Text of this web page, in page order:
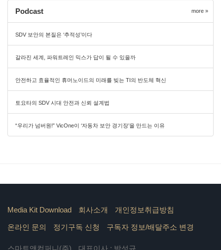
Podcast more »
SDV 보안의 본질은 ‘추적성’이다
갈라진 세계, 파워트레인 믹스가 답이 될 수 있을까
안전하고 효율적인 휴머노이드의 미래를 빚는 TI의 반도체 혁신
토요타의 SDV 시대 안전과 신뢰 설계법
“우리가 넘버원!” VicOne이 ‘자동차 보안 경기장’을 만드는 이유
Media Kit Download 회사소개 개인정보취급방침
온라인 문의 정기구독 신청 구독자 정보/배달주소 변경
스마트앤컴퍼니(주) 대표이사 : 박성규